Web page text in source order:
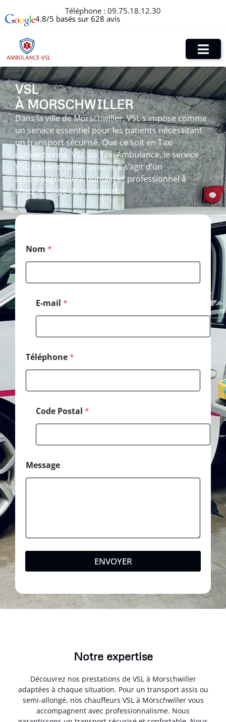
Téléphone : 09.75.18.12.30
4.8/5 basés sur 628 avis
VSL
À MORSCHWILLER
Dans la ville de Morschwiller, VSL s’impose comme
un service essentiel pour les patients nécessitant
un transport sécurisé. Que ce soit en Taxi
conventionné, VSL ou Taxi Ambulance, le service
VSL à Morschwiller assure. Il s’agit d’un
accompagnement humain et professionnel à
chaque étape du transport.
Nom *
E-mail *
Téléphone*
Code Postal *
C
o
*
C
o
d
e
Message
ENVOYER
Notre expertise
Découvrez nos prestations de VSL à Morschwiller
adaptées à chaque situation. Pour un transport assis ou
semi-allongé, nos chauffeurs VSL à Morschwiller vous
accompagnent avec professionnalisme. Nous